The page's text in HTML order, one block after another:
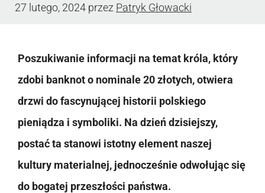
27 lutego, 2024 przez Patryk Głowacki
Poszukiwanie informacji na temat króla, który
zdobi banknot o nominale 20 złotych, otwiera
drzwi do fascynującej historii polskiego
pieniądza i symboliki. Na dzień dzisiejszy,
postać ta stanowi istotny element naszej
kultury materialnej, jednocześnie odwołując się
do bogatej przeszłości państwa.